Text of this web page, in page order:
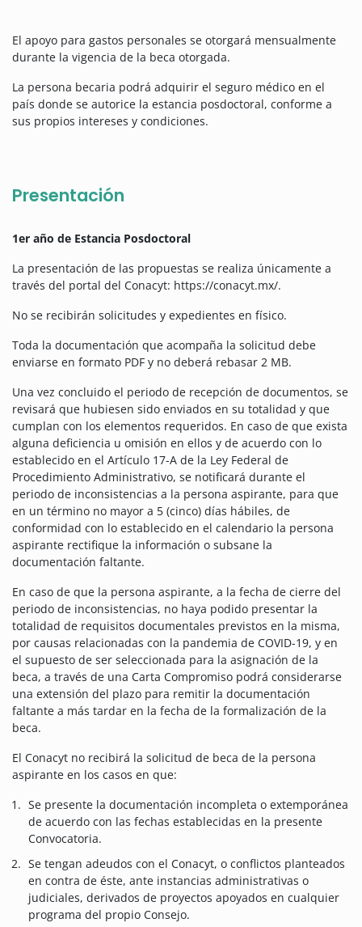
El apoyo para gastos personales se otorgará mensualmente
durante la vigencia de la beca otorgada.
La persona becaria podrá adquirir el seguro médico en el
país donde se autorice la estancia posdoctoral, conforme a
sus propios intereses y condiciones.
Presentación
1er año de Estancia Posdoctoral
La presentación de las propuestas se realiza únicamente a
través del portal del Conacyt: https://conacyt.mx/.
No se recibirán solicitudes y expedientes en físico.
Toda la documentación que acompaña la solicitud debe
enviarse en formato PDF y no deberá rebasar 2 MB.
Una vez concluido el periodo de recepción de documentos, se
revisará que hubiesen sido enviados en su totalidad y que
cumplan con los elementos requeridos. En caso de que exista
alguna deficiencia u omisión en ellos y de acuerdo con lo
establecido en el Artículo 17-A de la Ley Federal de
Procedimiento Administrativo, se notificará durante el
periodo de inconsistencias a la persona aspirante, para que
en un término no mayor a 5 (cinco) días hábiles, de
conformidad con lo establecido en el calendario la persona
aspirante rectifique la información o subsane la
documentación faltante.
En caso de que la persona aspirante, a la fecha de cierre del
periodo de inconsistencias, no haya podido presentar la
totalidad de requisitos documentales previstos en la misma,
por causas relacionadas con la pandemia de COVID-19, y en
el supuesto de ser seleccionada para la asignación de la
beca, a través de una Carta Compromiso podrá considerarse
una extensión del plazo para remitir la documentación
faltante a más tardar en la fecha de la formalización de la
beca.
El Conacyt no recibirá la solicitud de beca de la persona
aspirante en los casos en que:
Se presente la documentación incompleta o extemporánea
de acuerdo con las fechas establecidas en la presente
Convocatoria.
Se tengan adeudos con el Conacyt, o conflictos planteados
en contra de éste, ante instancias administrativas o
judiciales, derivados de proyectos apoyados en cualquier
programa del propio Consejo.